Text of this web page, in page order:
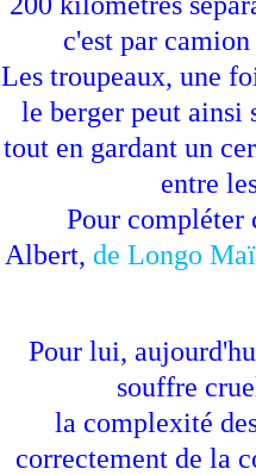
c'est par
Les troupeaux, une
le berger peut ainsi
tout en gardant un
entre
Pour compléter
Albert, de Longo Maï
Pour lui,
souffre
la complexité
correctement de la